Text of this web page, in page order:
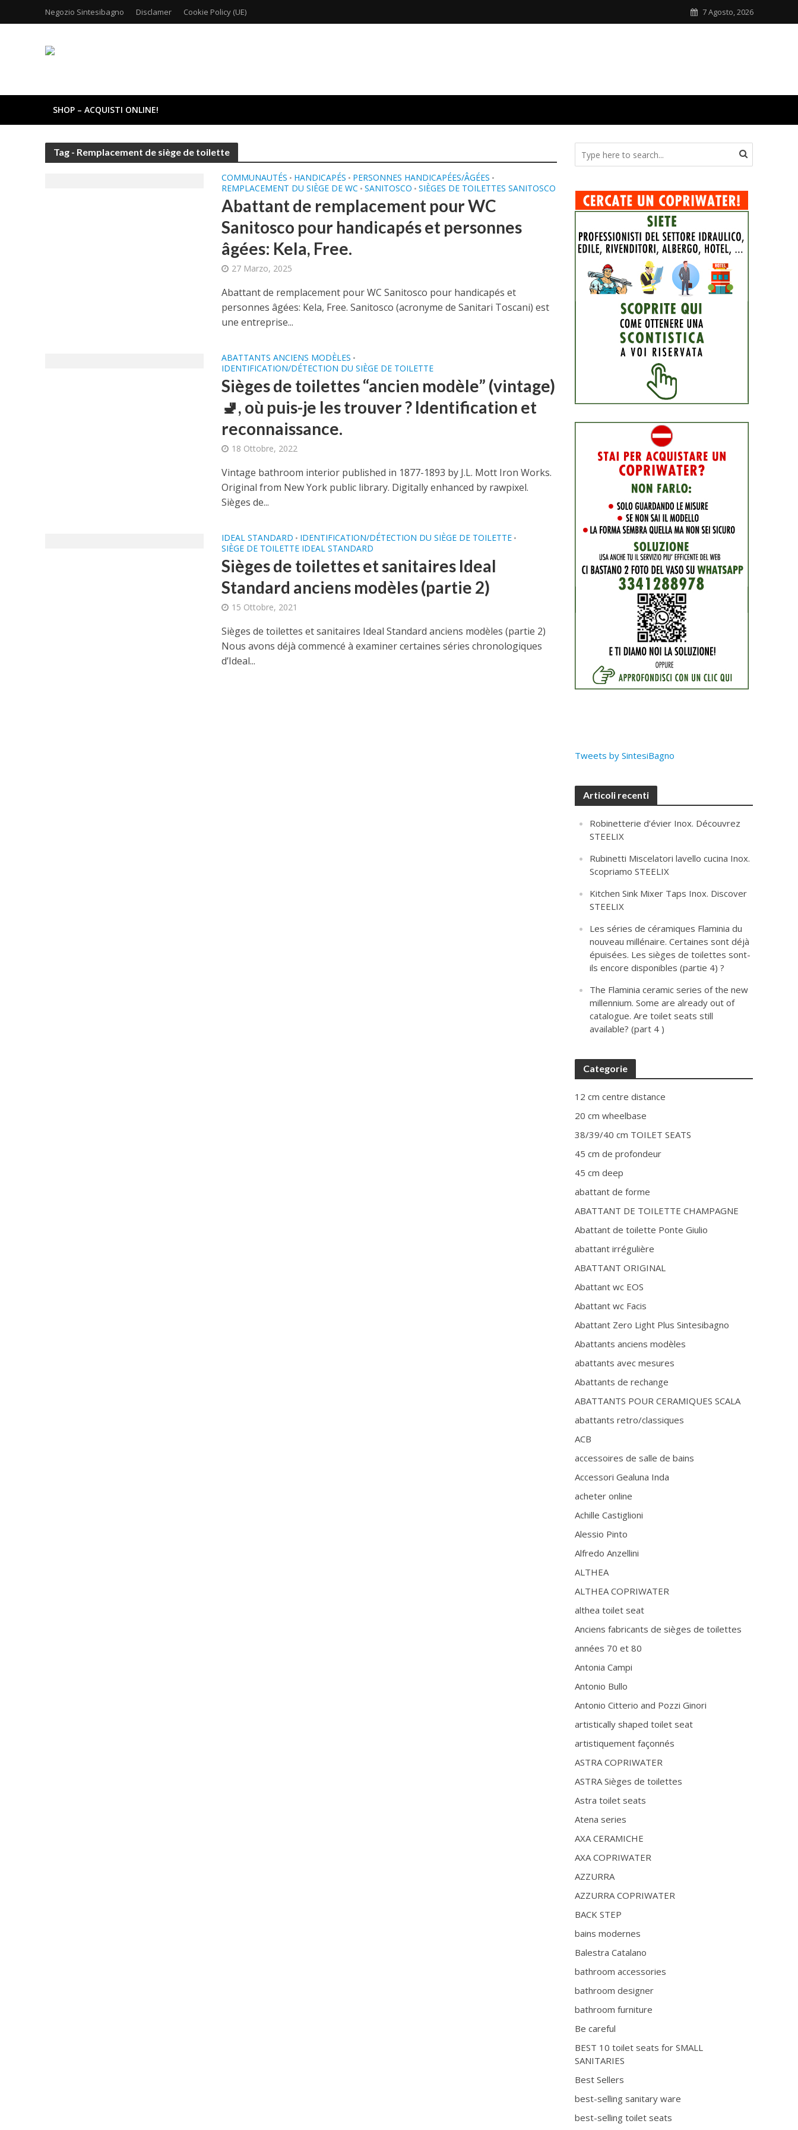
Negozio Sintesibagno Disclamer Cookie Policy (UE) 7 Agosto, 2026
SHOP – ACQUISTI ONLINE!
Tag - Remplacement de siège de toilette
COMMUNAUTÉS • HANDICAPÉS • PERSONNES HANDICAPÉES/ÂGÉES •
REMPLACEMENT DU SIÈGE DE WC • SANITOSCO • SIÈGES DE TOILETTES SANITOSCO
Abattant de remplacement pour WC
Sanitosco pour handicapés et personnes
âgées: Kela, Free.
27 Marzo, 2025
Abattant de remplacement pour WC Sanitosco pour handicapés et
personnes âgées: Kela, Free. Sanitosco (acronyme de Sanitari Toscani) est
une entreprise...
ABATTANTS ANCIENS MODÈLES •
IDENTIFICATION/DÉTECTION DU SIÈGE DE TOILETTE
Sièges de toilettes “ancien modèle” (vintage)
🚽, où puis-je les trouver ? Identification et
reconnaissance.
18 Ottobre, 2022
Vintage bathroom interior published in 1877-1893 by J.L. Mott Iron Works.
Original from New York public library. Digitally enhanced by rawpixel.
Sièges de...
IDEAL STANDARD • IDENTIFICATION/DÉTECTION DU SIÈGE DE TOILETTE •
SIÈGE DE TOILETTE IDEAL STANDARD
Sièges de toilettes et sanitaires Ideal
Standard anciens modèles (partie 2)
15 Ottobre, 2021
Sièges de toilettes et sanitaires Ideal Standard anciens modèles (partie 2)
Nous avons déjà commencé à examiner certaines séries chronologiques
d’Ideal...
Tweets by SintesiBagno
Articoli recenti
Robinetterie d’évier Inox. Découvrez
STEELIX
Rubinetti Miscelatori lavello cucina Inox.
Scopriamo STEELIX
Kitchen Sink Mixer Taps Inox. Discover
STEELIX
Les séries de céramiques Flaminia du
nouveau millénaire. Certaines sont déjà
épuisées. Les sièges de toilettes sont-
ils encore disponibles (partie 4) ?
The Flaminia ceramic series of the new
millennium. Some are already out of
catalogue. Are toilet seats still
available? (part 4 )
Categorie
12 cm centre distance
20 cm wheelbase
38/39/40 cm TOILET SEATS
45 cm de profondeur
45 cm deep
abattant de forme
ABATTANT DE TOILETTE CHAMPAGNE
Abattant de toilette Ponte Giulio
abattant irrégulière
ABATTANT ORIGINAL
Abattant wc EOS
Abattant wc Facis
Abattant Zero Light Plus Sintesibagno
Abattants anciens modèles
abattants avec mesures
Abattants de rechange
ABATTANTS POUR CERAMIQUES SCALA
abattants retro/classiques
ACB
accessoires de salle de bains
Accessori Gealuna Inda
acheter online
Achille Castiglioni
Alessio Pinto
Alfredo Anzellini
ALTHEA
ALTHEA COPRIWATER
althea toilet seat
Anciens fabricants de sièges de toilettes
années 70 et 80
Antonia Campi
Antonio Bullo
Antonio Citterio and Pozzi Ginori
artistically shaped toilet seat
artistiquement façonnés
ASTRA COPRIWATER
ASTRA Sièges de toilettes
Astra toilet seats
Atena series
AXA CERAMICHE
AXA COPRIWATER
AZZURRA
AZZURRA COPRIWATER
BACK STEP
bains modernes
Balestra Catalano
bathroom accessories
bathroom designer
bathroom furniture
Be careful
BEST 10 toilet seats for SMALL
SANITARIES
Best Sellers
best-selling sanitary ware
best-selling toilet seats